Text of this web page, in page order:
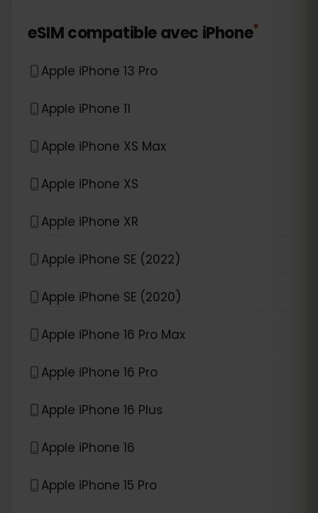
eSIM compatible avec iPhone*
Apple iPhone 13 Pro
Apple iPhone 11
Apple iPhone XS Max
Apple iPhone XS
Apple iPhone XR
Apple iPhone SE (2022)
Apple iPhone SE (2020)
Apple iPhone 16 Pro Max
Apple iPhone 16 Pro
Apple iPhone 16 Plus
Apple iPhone 16
Apple iPhone 15 Pro